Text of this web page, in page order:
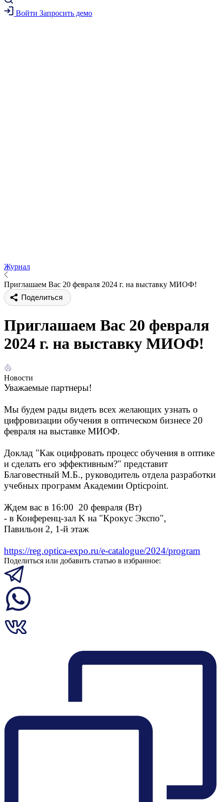
Войти Запросить демо
Журнал
Приглашаем Вас 20 февраля 2024 г. на выставку МИОФ!
Поделиться
Приглашаем Вас 20 февраля
2024 г. на выставку МИОФ!
Новости
Уважаемые партнеры!
Мы будем рады видеть всех желающих узнать о
цифровизации обучения в оптическом бизнесе 20
февраля на выставке МИОФ.
Доклад "Как оцифровать процесс обучения в оптике
и сделать его эффективным?" представит
Благовестный М.Б., руководитель отдела разработки
учебных программ Академии Opticpoint.
Ждем вас в 16:00 20 февраля (Вт)
- в Конференц-зал K на "Крокус Экспо",
Павильон 2, 1-й этаж
https://reg.optica-expo.ru/e-catalogue/2024/program
Поделиться или добавить статью в избранное: